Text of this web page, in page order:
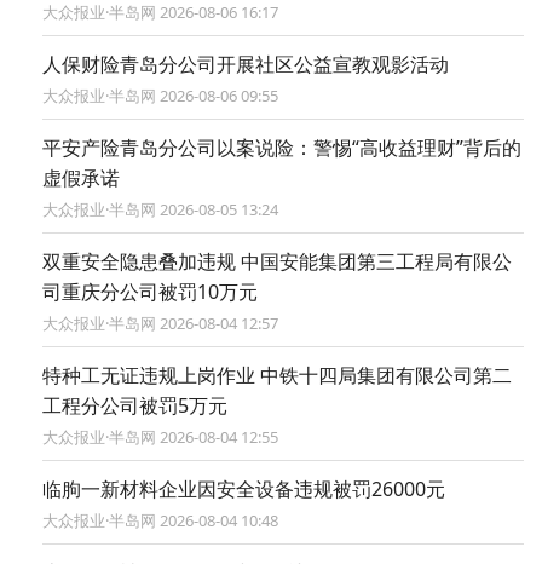
大众报业·半岛网 2026-08-06 16:17
人保财险青岛分公司开展社区公益宣教观影活动
大众报业·半岛网 2026-08-06 09:55
平安产险青岛分公司以案说险：警惕“高收益理财”背后的
虚假承诺
大众报业·半岛网 2026-08-05 13:24
双重安全隐患叠加违规 中国安能集团第三工程局有限公
司重庆分公司被罚10万元
大众报业·半岛网 2026-08-04 12:57
特种工无证违规上岗作业 中铁十四局集团有限公司第二
工程分公司被罚5万元
大众报业·半岛网 2026-08-04 12:55
临朐一新材料企业因安全设备违规被罚26000元
大众报业·半岛网 2026-08-04 10:48